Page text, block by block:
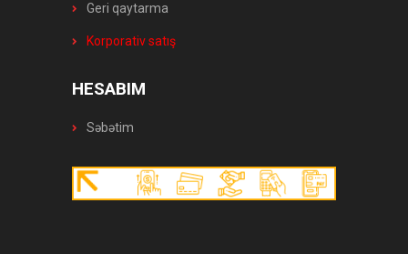
Geri qaytarma
Korporativ satış
HESABIM
Səbətim